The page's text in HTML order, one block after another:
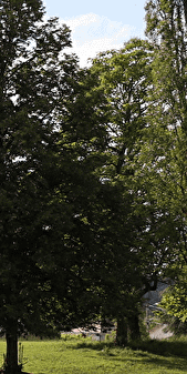
affichées